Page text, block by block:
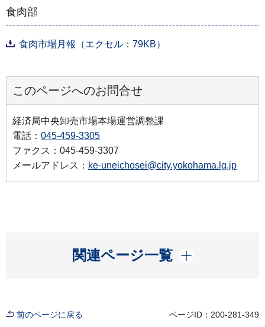
食肉部
食肉市場月報（エクセル：79KB）
このページへのお問合せ
経済局中央卸売市場本場運営調整課
電話： 045-459-3305
ファクス：045-459-3307
メールアドレス： ke-uneichosei@city.yokohama.lg.jp
関連ページ一覧
開く
前のページに戻る ページID：200-281-349